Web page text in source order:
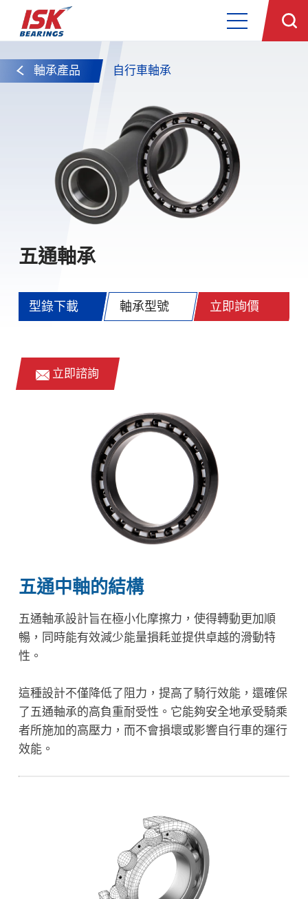
軸承產品 自行車軸承
五通軸承
型錄下載 軸承型號 立即詢價
立即諮詢
五通中軸的結構
五通軸承設計旨在極小化摩擦力，使得轉動更加順
暢，同時能有效減少能量損耗並提供卓越的滑動特
性。
這種設計不僅降低了阻力，提高了騎行效能，還確保
了五通軸承的高負重耐受性。它能夠安全地承受騎乘
者所施加的高壓力，而不會損壞或影響自行車的運行
效能。